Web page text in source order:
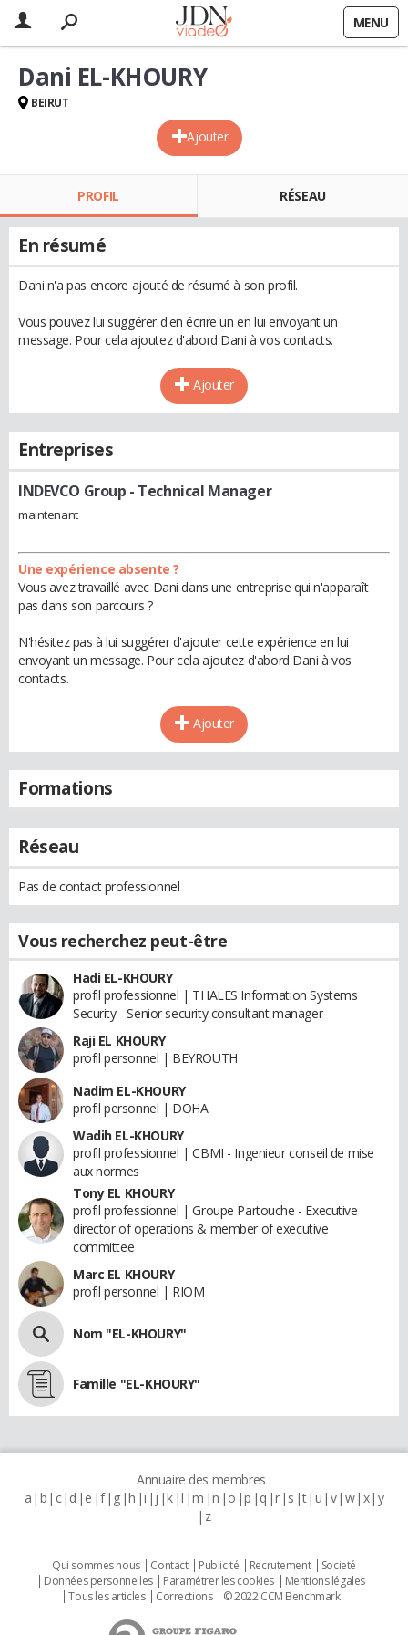
MENU
Ajouter
Dani EL-KHOURY
BEIRUT
PROFIL RÉSEAU
En résumé
Dani n'a pas encore ajouté de résumé à son profil.
Vous pouvez lui suggérer d'en écrire un en lui envoyant un
message. Pour cela ajoutez d'abord Dani à vos contacts.
Ajouter
Entreprises
INDEVCO Group - Technical Manager
maintenant
Une expérience absente ?
Vous avez travaillé avec Dani dans une entreprise qui n'apparaît
pas dans son parcours ?
N'hésitez pas à lui suggérer d'ajouter cette expérience en lui
envoyant un message. Pour cela ajoutez d'abord Dani à vos
contacts.
Ajouter
Formations
Réseau
Pas de contact professionnel
Vous recherchez peut-être
Hadi EL-KHOURY
profil professionnel | THALES Information Systems
Security - Senior security consultant manager
Raji EL KHOURY
profil personnel | BEYROUTH
Nadim EL-KHOURY
profil personnel | DOHA
Wadih EL-KHOURY
profil professionnel | CBMI - Ingenieur conseil de mise
aux normes
Tony EL KHOURY
profil professionnel | Groupe Partouche - Executive
director of operations & member of executive
committee
Marc EL KHOURY
profil personnel | RIOM
Nom "EL-KHOURY"
Famille "EL-KHOURY"
Annuaire des membres :
a b c d e f g h i j k l m n o p q r s t u v w x y
z
Qui sommes nous Contact Publicité Recrutement
Societé
Données personnelles
Paramétrer les cookies
Mentions légales
Tous les articles
Corrections © 2022 CCM Benchmark